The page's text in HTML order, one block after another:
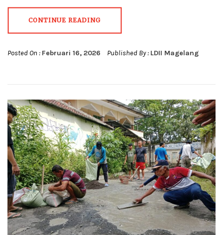
CONTINUE READING
Posted On : Februari 16, 2026 Published By : LDII Magelang